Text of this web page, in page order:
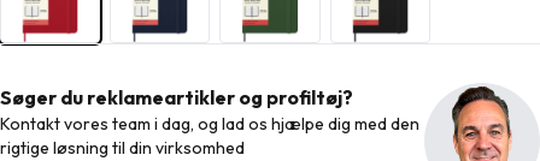
Søger du reklameartikler og profiltøj?
Kontakt vores team i dag, og lad os hjælpe dig med den
rigtige løsning til din virksomhed